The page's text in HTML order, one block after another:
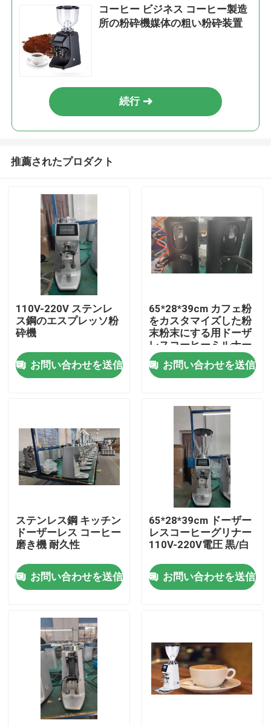
家
VRショー
工場旅行
品質管理
場合
コーヒー豆の粉砕機
ぎざぎざのコーヒー豆挽器
コーヒー ビジネス コーヒー製造
所の粉砕機媒体の粗い粉砕装置
続行
推薦されたプロダクト
110V-220V ステンレ
ス鋼のエスプレッソ粉
砕機
お問い合わせを送信
65*28*39cm カフェ粉
をカスタマイズした粉
末粉末にする用ドーザ
レスコーヒーミルナー
お問い合わせを送信
ステンレス鋼 キッチン
ドーザーレス コーヒー
磨き機 耐久性
お問い合わせを送信
65*28*39cm ドーザー
レスコーヒーグリナー
110V-220V電圧 黒/白
お問い合わせを送信